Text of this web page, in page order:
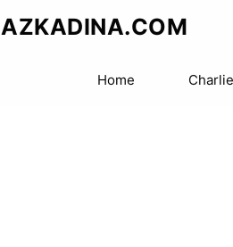
AZKADINA.COM
Home